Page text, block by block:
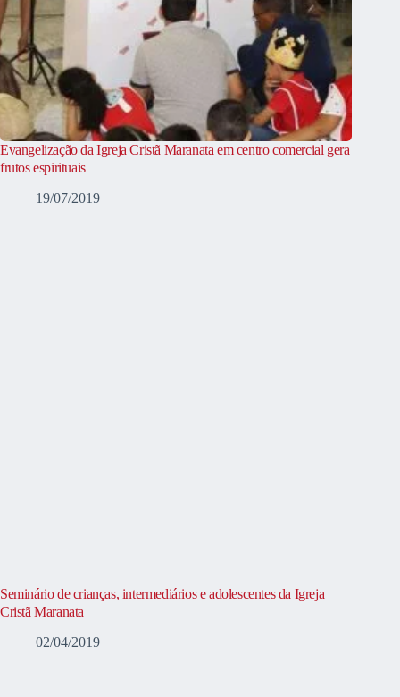
Evangelização da Igreja Cristã Maranata em centro comercial gera
frutos espirituais
19/07/2019
Seminário de crianças, intermediários e adolescentes da Igreja
Cristã Maranata
02/04/2019